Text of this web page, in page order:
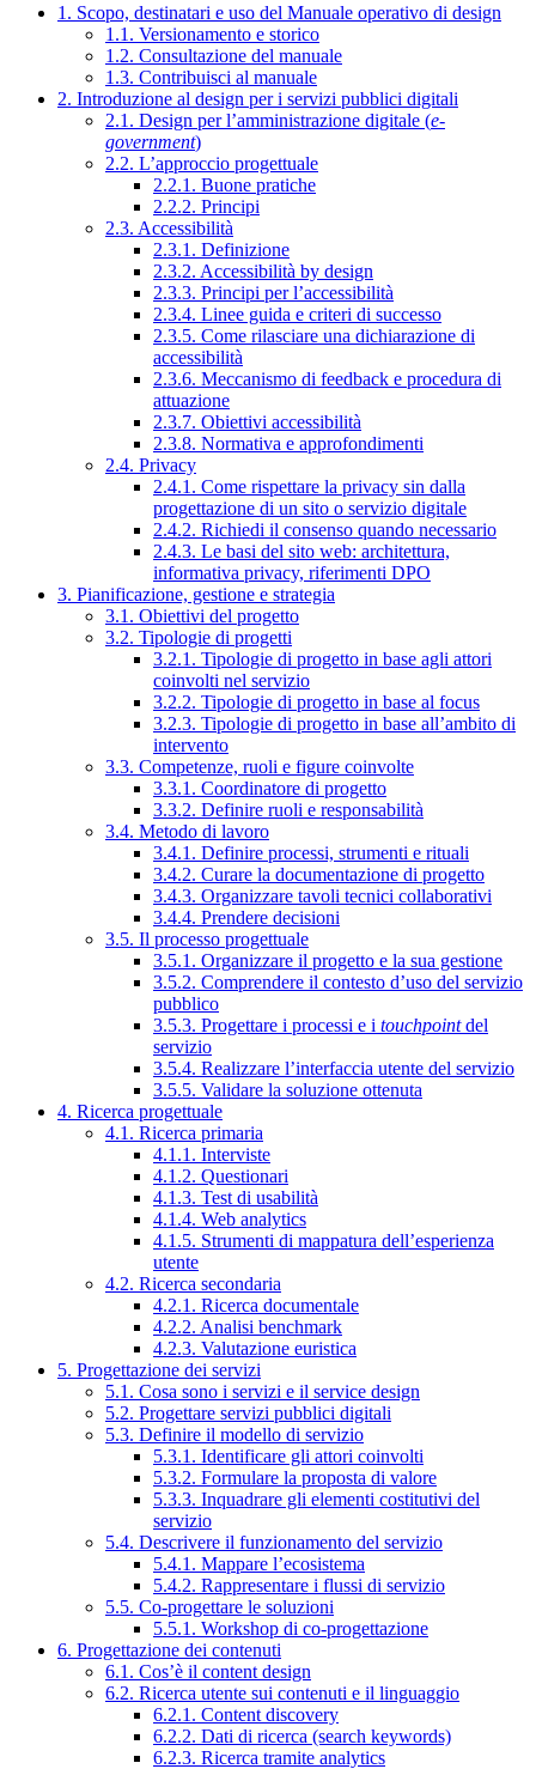
1. Scopo, destinatari e uso del Manuale operativo di design
1.1. Versionamento e storico
1.2. Consultazione del manuale
1.3. Contribuisci al manuale
2. Introduzione al design per i servizi pubblici digitali
2.1. Design per l’amministrazione digitale (e-
government)
2.2. L’approccio progettuale
2.2.1. Buone pratiche
2.2.2. Principi
2.3. Accessibilità
2.3.1. Definizione
2.3.2. Accessibilità by design
2.3.3. Principi per l’accessibilità
2.3.4. Linee guida e criteri di successo
2.3.5. Come rilasciare una dichiarazione di
accessibilità
2.3.6. Meccanismo di feedback e procedura di
attuazione
2.3.7. Obiettivi accessibilità
2.3.8. Normativa e approfondimenti
2.4. Privacy
2.4.1. Come rispettare la privacy sin dalla
progettazione di un sito o servizio digitale
2.4.2. Richiedi il consenso quando necessario
2.4.3. Le basi del sito web: architettura,
informativa privacy, riferimenti DPO
3. Pianificazione, gestione e strategia
3.1. Obiettivi del progetto
3.2. Tipologie di progetti
3.2.1. Tipologie di progetto in base agli attori
coinvolti nel servizio
3.2.2. Tipologie di progetto in base al focus
3.2.3. Tipologie di progetto in base all’ambito di
intervento
3.3. Competenze, ruoli e figure coinvolte
3.3.1. Coordinatore di progetto
3.3.2. Definire ruoli e responsabilità
3.4. Metodo di lavoro
3.4.1. Definire processi, strumenti e rituali
3.4.2. Curare la documentazione di progetto
3.4.3. Organizzare tavoli tecnici collaborativi
3.4.4. Prendere decisioni
3.5. Il processo progettuale
3.5.1. Organizzare il progetto e la sua gestione
3.5.2. Comprendere il contesto d’uso del servizio
pubblico
3.5.3. Progettare i processi e i touchpointdel
servizio
3.5.4. Realizzare l’interfaccia utente del servizio
3.5.5. Validare la soluzione ottenuta
4. Ricerca progettuale
4.1. Ricerca primaria
4.1.1. Interviste
4.1.2. Questionari
4.1.3. Test di usabilità
4.1.4. Web analytics
4.1.5. Strumenti di mappatura dell’esperienza
utente
4.2. Ricerca secondaria
4.2.1. Ricerca documentale
4.2.2. Analisi benchmark
4.2.3. Valutazione euristica
5. Progettazione dei servizi
5.1. Cosa sono i servizi e il service design
5.2. Progettare servizi pubblici digitali
5.3. Definire il modello di servizio
5.3.1. Identificare gli attori coinvolti
5.3.2. Formulare la proposta di valore
5.3.3. Inquadrare gli elementi costitutivi del
servizio
5.4. Descrivere il funzionamento del servizio
5.4.1. Mappare l’ecosistema
5.4.2. Rappresentare i flussi di servizio
5.5. Co-progettare le soluzioni
5.5.1. Workshop di co-progettazione
6. Progettazione dei contenuti
6.1. Cos’è il content design
6.2. Ricerca utente sui contenuti e il linguaggio
6.2.1. Content discovery
6.2.2. Dati di ricerca (search keywords)
6.2.3. Ricerca tramite analytics